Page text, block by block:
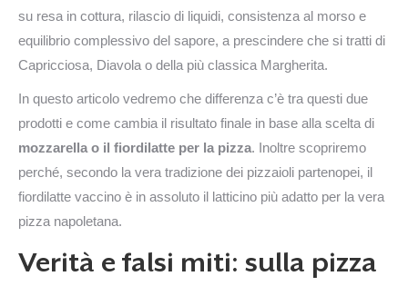
su resa in cottura, rilascio di liquidi, consistenza al morso e
equilibrio complessivo del sapore, a prescindere che si tratti di
Capricciosa, Diavola o della più classica Margherita.
In questo articolo vedremo che differenza c’è tra questi due
prodotti e come cambia il risultato finale in base alla scelta di
mozzarella o il fiordilatte per la pizza. Inoltre scopriremo
perché, secondo la vera tradizione dei pizzaioli partenopei, il
fiordilatte vaccino è in assoluto il latticino più adatto per la vera
pizza napoletana.
Verità e falsi miti: sulla pizza